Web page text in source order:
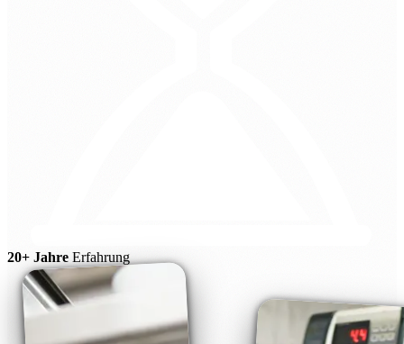
20+ Jahre Erfahrung